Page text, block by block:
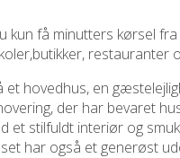
få minutters kørsel
restauranter
et hovedhus, en
der har bevaret
et stilfuldt interiør og
har også et generøst